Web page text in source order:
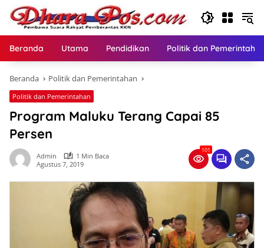
Langsung
konten
Beranda Utama Pendidikan Politik dan
Beranda Politik dan Pemerintahan
Politik dan Pemerintahan
Program Maluku Terang Capai 85
Persen
Admin
1 Min Baca
Agustus 7, 2019
101